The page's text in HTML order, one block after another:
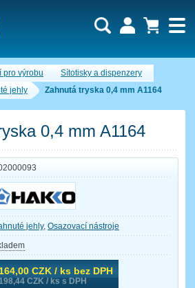
pro výrobu
Sítotisky a dispenzery
jehly Zahnutá tryska 0,4 mm A1164
0,4 mm A1164
jehly, Osazovací nástroje
164,00 CZK / ks bez DPH
CZK / ks s DPH
košík je momentálně prázdný.
Obsah košíku
produktů:0
celkem:0,00 CZK
heslo Nová registrace